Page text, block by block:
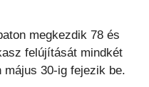
megkezdik 78 és
felújítását mindkét
május 30-ig fejezik be.